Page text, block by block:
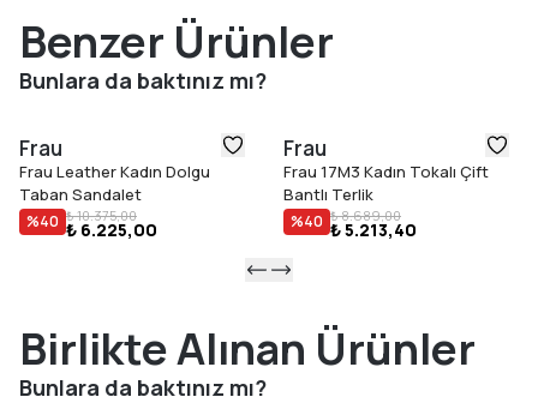
bu çok bantlı sandalet; konfor ve minimal bir görünümü bir
arada arayanlar için çok yönlü bir yaz seçeneğidir.
Öne Çıkan Özellikler
Mikrofiber astar
Dolgulu iç taban ve deri astar
Deri bordürlü TPU taban
İtalya'da üretim
Benzer Ürünler
Bunlara da baktınız mı?
Frau
Frau Leather Kadın Dolgu
Taban Sandalet
%40 ₺ 10.375,00
₺ 6.225,00
Frau
Frau 17M3 Kadın Tokalı Çift
Bantlı Terlik
%40 ₺ 8.689,00
₺ 5.213,40
Birlikte Alınan Ürünler
Bunlara da baktınız mı?